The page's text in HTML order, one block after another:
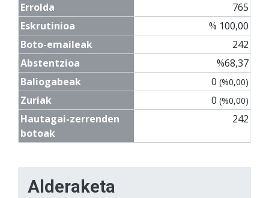
Errolda
765
Eskrutinioa
% 100,00
Boto-emaileak
242
Abstentzioa
%68,37
Baliogabeak
0 (%0,00)
Zuriak 0 (%0,00)
Hautagai-zerrenden
botoak
242
Alderaketa